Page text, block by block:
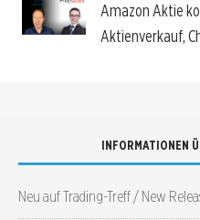
Amazon Aktie
Aktienverkauf,
INFORMATIONEN
Neu auf Trading-Treff / New